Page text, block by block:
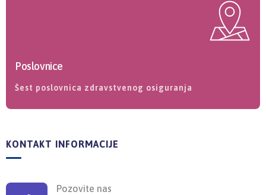
Poslovnice
Šest poslovnica zdravstvenog osiguranja
KONTAKT INFORMACIJE
Pozovite nas